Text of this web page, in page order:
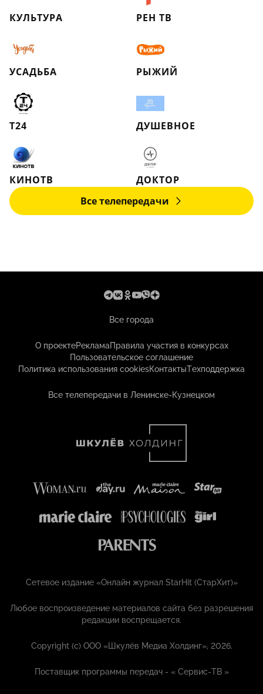
КУЛЬТУРА РЕН ТВ
УСАДЬБА РЫЖИЙ
Т24 ДУШЕВНОЕ
КИНОТВ
ДОКТОР
Все телепередачи
Все города
О проектеРекламаПравила участия в конкурсах
Пользовательское соглашение
Политика использования cookiesКонтактыТехподдержка
Все телепередачи в Ленинске-Кузнецком
Сетевое издание «Онлайн журнал StarHit (СтарХит)»
Любое воспроизведение материалов сайта без разрешения
редакции воспрещается.
Copyright (с) ООО «Шкулёв Медиа Холдинг», 2026.
Поставщик программы передач - «Сервис-ТВ »